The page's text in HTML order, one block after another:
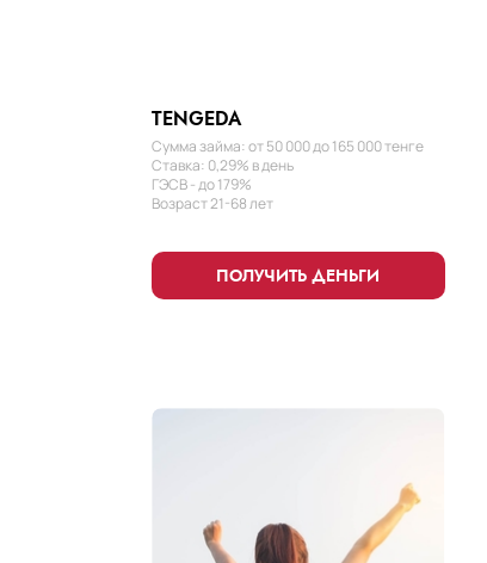
TENGEDA
Сумма займа: от 50 000 до 165 000 тенге
Ставка: 0,29% в день
ГЭСВ - до 179%
Возраст 21-68 лет
ПОЛУЧИТЬ ДЕНЬГИ